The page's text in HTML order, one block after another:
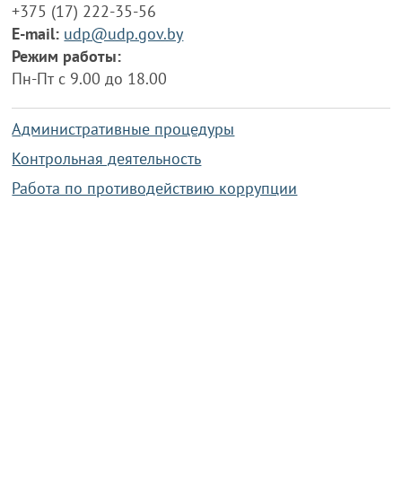
+375 (17) 222-35-56
E-mail: udp@udp.gov.by
Режим работы:
Пн-Пт с 9.00 до 18.00
Административные процедуры
Контрольная деятельность
Работа по противодействию коррупции